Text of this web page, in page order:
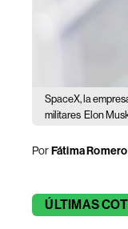
SpaceX, la
militares Elon
PorFátima Romero
ÚLTIMAS